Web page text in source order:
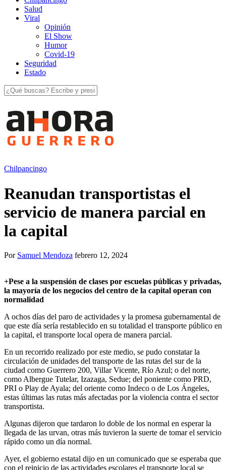
Salud
Viral
Opinión
El Show
Humor
Covid-19
Seguridad
Estado
Chilpancingo
Reanudan transportistas el
servicio de manera parcial en
la capital
Por Samuel Mendoza febrero 12, 2024
+Pese a la suspensión de clases por escuelas públicas y privadas,
la mayoría de los negocios del centro de la capital operan con
normalidad
A ochos días del paro de actividades y la promesa gubernamental de
que este día sería restablecido en su totalidad el transporte público en
la capital, el transporte local opera de manera parcial.
En un recorrido realizado por este medio, se pudo constatar la
circulación de unidades del transporte de las rutas del sur de la
ciudad como Guerrero 200, Villar Vicente, Río Azul; o del norte,
como Albergue Tutelar, Izazaga, Sedue; del poniente como PRD,
PRI o Play de Ayala; del oriente como Indeco o de Los Ángeles,
estas últimas las rutas más afectadas por la violencia contra el sector
transportista.
Algunas dijeron que tardaron lo doble de los normal en esperar la
llegada de las urvan, otras más tuvieron la suerte de tomar el servicio
rápido como un día normal.
Ayer, el gobierno estatal dijo en un comunicado que se esperaba que
con el reinicio de las actividades escolares el transporte local se